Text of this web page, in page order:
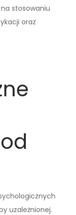
stosowaniu
oraz
uzależnionej.